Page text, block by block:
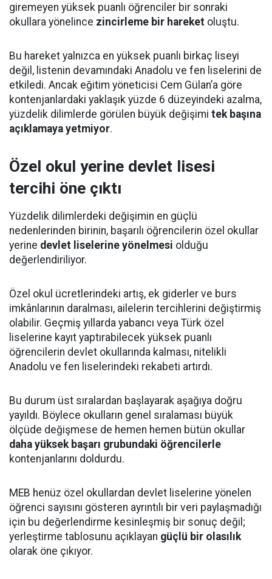
giremeyen yüksek puanlı öğrenciler bir sonraki
okullara yönelince zincirleme bir hareket oluştu.
Bu hareket yalnızca en yüksek puanlı birkaç liseyi
değil, listenin devamındaki Anadolu ve fen liselerini de
etkiledi. Ancak eğitim yöneticisi Cem Gülan’a göre
kontenjanlardaki yaklaşık yüzde 6 düzeyindeki azalma,
yüzdelik dilimlerde görülen büyük değişimi tek başına
açıklamaya yetmiyor.
Özel okul yerine devlet lisesi
tercihi öne çıktı
Yüzdelik dilimlerdeki değişimin en güçlü
nedenlerinden birinin, başarılı öğrencilerin özel okullar
yerine devlet liselerine yönelmesi olduğu
değerlendiriliyor.
Özel okul ücretlerindeki artış, ek giderler ve burs
imkânlarının daralması, ailelerin tercihlerini değiştirmiş
olabilir. Geçmiş yıllarda yabancı veya Türk özel
liselerine kayıt yaptırabilecek yüksek puanlı
öğrencilerin devlet okullarında kalması, nitelikli
Anadolu ve fen liselerindeki rekabeti artırdı.
Bu durum üst sıralardan başlayarak aşağıya doğru
yayıldı. Böylece okulların genel sıralaması büyük
ölçüde değişmese de hemen hemen bütün okullar
daha yüksek başarı grubundaki öğrencilerle
kontenjanlarını doldurdu.
MEB henüz özel okullardan devlet liselerine yönelen
öğrenci sayısını gösteren ayrıntılı bir veri paylaşmadığı
için bu değerlendirme kesinleşmiş bir sonuç değil;
yerleştirme tablosunu açıklayan güçlü bir olasılık
olarak öne çıkıyor.